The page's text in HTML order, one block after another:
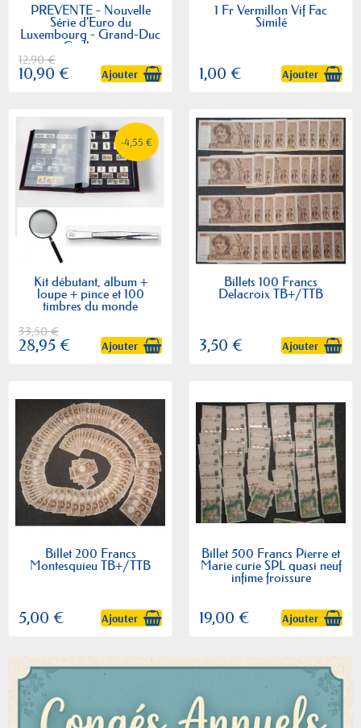
PREVENTE - Nouvelle
Série d'Euro du
Luxembourg - Grand-Duc
Guillaume
12,90 €
10,90 € Ajouter
1 Fr Vermillon Vif Fac
Similé
1,00 € Ajouter
-4,55 €
Kit débutant, album +
loupe + pince et 100
timbres du monde
33,50 €
28,95 € Ajouter
Billets 100 Francs
Delacroix TB+/TTB
3,50 € Ajouter
Billet 200 Francs
Montesquieu TB+/TTB
5,00 € Ajouter
Billet 500 Francs Pierre et
Marie curie SPL quasi neuf
infime froissure
19,00 € Ajouter